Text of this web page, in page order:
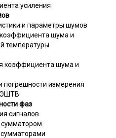
усиления
и параметры шумов
шума и
температуры
коэффициента шума и
погрешности измерения
ЭШТВ
фаз
сигналов